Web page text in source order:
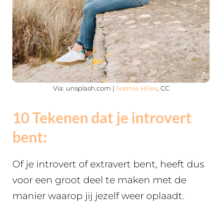
Via: unsplash.com | Sonnie Hiles, CC
10 Tekenen dat je introvert
bent:
Of je introvert of extravert bent, heeft dus
voor een groot deel te maken met de
manier waarop jij jezelf weer oplaadt.